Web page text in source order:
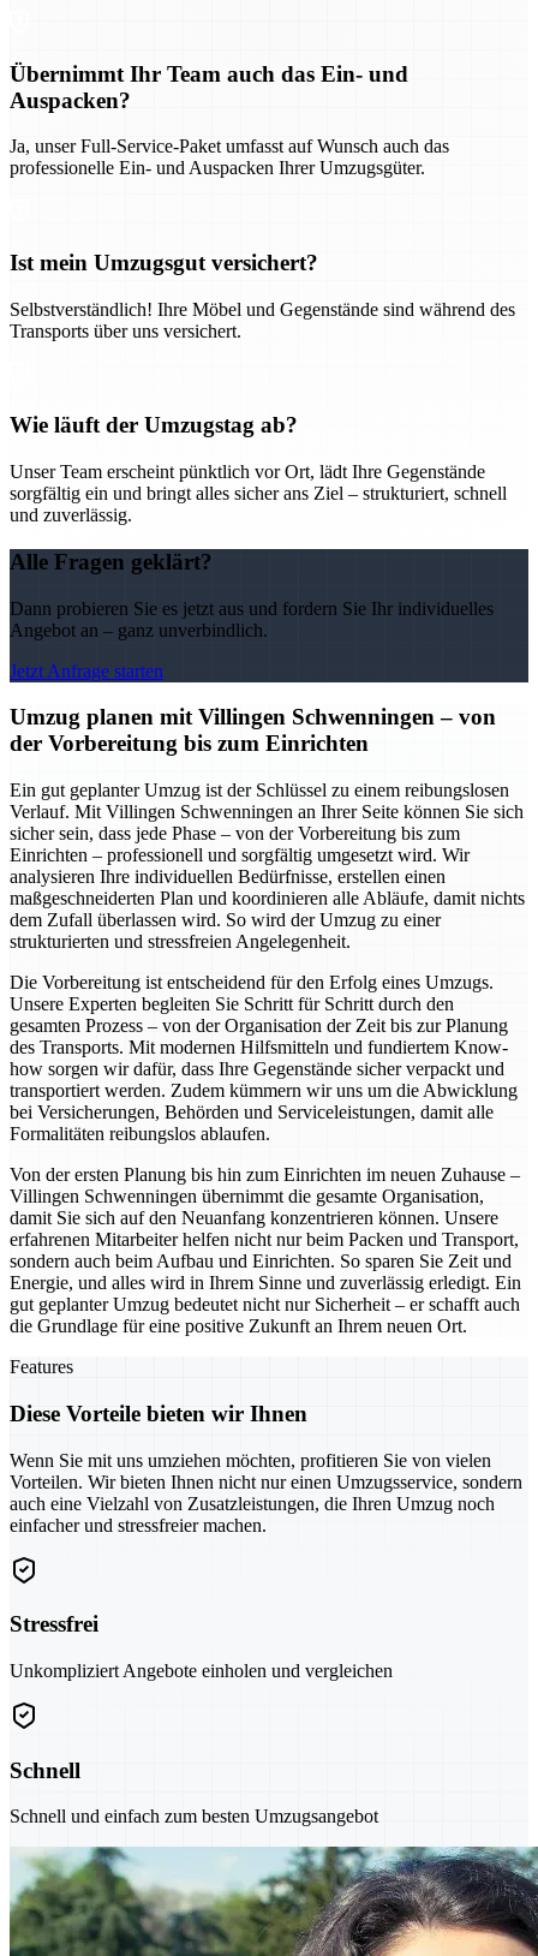
Übernimmt Ihr Team auch das Ein- und
Auspacken?
Ja, unser Full-Service-Paket umfasst auf Wunsch auch das
professionelle Ein- und Auspacken Ihrer Umzugsgüter.
Ist mein Umzugsgut versichert?
Selbstverständlich! Ihre Möbel und Gegenstände sind während des
Transports über uns versichert.
Wie läuft der Umzugstag ab?
Unser Team erscheint pünktlich vor Ort, lädt Ihre Gegenstände
sorgfältig ein und bringt alles sicher ans Ziel – strukturiert, schnell
und zuverlässig.
Alle Fragen geklärt?
Dann probieren Sie es jetzt aus und fordern Sie Ihr individuelles
Angebot an – ganz unverbindlich.
Jetzt Anfrage starten
Umzug planen mit Villingen Schwenningen – von
der Vorbereitung bis zum Einrichten
Ein gut geplanter Umzug ist der Schlüssel zu einem reibungslosen
Verlauf. Mit Villingen Schwenningen an Ihrer Seite können Sie sich
sicher sein, dass jede Phase – von der Vorbereitung bis zum
Einrichten – professionell und sorgfältig umgesetzt wird. Wir
analysieren Ihre individuellen Bedürfnisse, erstellen einen
maßgeschneiderten Plan und koordinieren alle Abläufe, damit nichts
dem Zufall überlassen wird. So wird der Umzug zu einer
strukturierten und stressfreien Angelegenheit.
Die Vorbereitung ist entscheidend für den Erfolg eines Umzugs.
Unsere Experten begleiten Sie Schritt für Schritt durch den
gesamten Prozess – von der Organisation der Zeit bis zur Planung
des Transports. Mit modernen Hilfsmitteln und fundiertem Know-
how sorgen wir dafür, dass Ihre Gegenstände sicher verpackt und
transportiert werden. Zudem kümmern wir uns um die Abwicklung
bei Versicherungen, Behörden und Serviceleistungen, damit alle
Formalitäten reibungslos ablaufen.
Von der ersten Planung bis hin zum Einrichten im neuen Zuhause –
Villingen Schwenningen übernimmt die gesamte Organisation,
damit Sie sich auf den Neuanfang konzentrieren können. Unsere
erfahrenen Mitarbeiter helfen nicht nur beim Packen und Transport,
sondern auch beim Aufbau und Einrichten. So sparen Sie Zeit und
Energie, und alles wird in Ihrem Sinne und zuverlässig erledigt. Ein
gut geplanter Umzug bedeutet nicht nur Sicherheit – er schafft auch
die Grundlage für eine positive Zukunft an Ihrem neuen Ort.
Features
Diese Vorteile bieten wir Ihnen
Wenn Sie mit uns umziehen möchten, profitieren Sie von vielen
Vorteilen. Wir bieten Ihnen nicht nur einen Umzugsservice, sondern
auch eine Vielzahl von Zusatzleistungen, die Ihren Umzug noch
einfacher und stressfreier machen.
Stressfrei
Unkompliziert Angebote einholen und vergleichen
Schnell
Schnell und einfach zum besten Umzugsangebot